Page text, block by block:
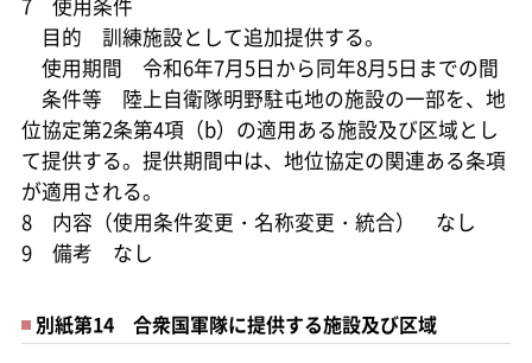
目的 訓練施設として追加提供する。
使用期間 令和6年7月5日から同年8月5日までの間
条件等 陸上自衛隊明野駐屯地の施設の一部を、地
位協定第2条第4項（b）の適用ある施設及び区域とし
て提供する。提供期間中は、地位協定の関連ある条項
が適用される。
8 内容（使用条件変更・名称変更・統合） なし
9 備考 なし
別紙第14 合衆国軍隊に提供する施設及び区域